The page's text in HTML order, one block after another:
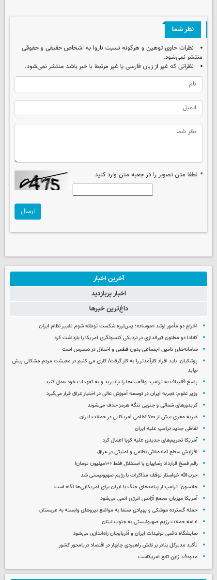
نظر شما
نظرات حاوی توهین و هرگونه نسبت ناروا به اشخاص حقیقی و حقوقی
منتشر نمی‌شود.
نظراتی که غیر از زبان فارسی یا غیر مرتبط با خبر باشد منتشر نمی‌شود.
* لطفا متن تصویر را در جعبه متن وارد کنید
ارسال
آخرین اخبار
اخبار پربازدید
داغ‌ترین خبرها
اخراج دو مأمور ارشد «موساد»؛ پس‌لرزه شکست توطئه شوم تغییر نظام ایران
کانادا دو مظنون تیراندازی در نزدیکی کنسولگری آمریکا را بازداشت کرد
سامانه‌های تامین اجتماعی بدون قطعی و اختلال در دسترس است
پزشکیان: باید افراد کارآمدتر را به کار گرفت/ کاری می کنیم در معیشت مردم مشکلی پیش
نیاید
پاسخ قالیباف به ترامپ: واقعیت‌ها را بپذیرید و به تعهدات خود عمل کنید
وزیر علوم: تجربه ایران در توسعه آموزش عالی در اختیار عراق قرار می‌گیرد
کریدورهای شمالی و جنوبی تنگه هرمز حذف می‌شوند
ضربه مغزی بیش از ۷۰۰ نظامی آمریکایی در حملات ایران
لفاظی جدید ترامپ علیه ایران
آمریکا تحریم‌های جدیدی علیه کوبا اعمال کرد
افزایش سطح آماده‌باش نظامی و امنیتی در عراق
رقم فسخ قرارداد رضاییان با استقلال فقط ۱۰۰میلیون تومان!
حزب‌الله خواستار توقف مذاکرات با رژیم صهیونیستی شد
جانسون: ترامپ از پیامدهای جنگ با ایران برای آمریکایی‌ها آگاه است
آمریکا میزبان مجمع آژانس انرژی اتمی می‌شود
حمله گسترده موشکی و پهپادی صنعا به مواضع نیروهای وابسته به عربستان
ادامه حملات رژیم صهیونیستی به جنوب لبنان
نمایشگاه دائمی تولیدات ایران و آذربایجان راه‌اندازی می‌شود
تأکید مدیرکل بنادر بر نقش راهبردی چابهار در اقتصاد دریامحور کشور
مدودف: ژاپن تابع آمریکاست